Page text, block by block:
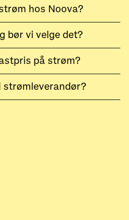
hos Noova?
bør vi velge det?
på strøm?